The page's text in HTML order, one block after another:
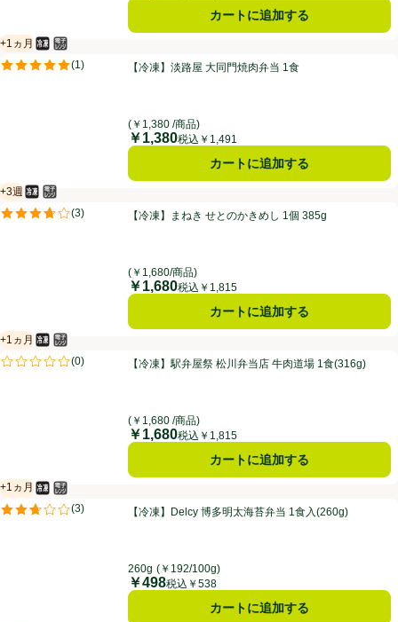
カートに追加する
【冷凍】淡路屋 大同門焼肉弁当 1食
+1ヵ月
賞味・消費期限保証：1ヵ月
冷凍食品
電子レンジ使用可
(1)
評価は1件のレビューで5点中5.0点。【冷凍】淡路屋 大同門焼肉弁当 1食
(￥1,380 /商品)
価格
￥1,380税込￥1,491
カートに追加する
【冷凍】まねき せとのかきめし 1個 385g
+3週
賞味・消費期限保証：3週間
冷凍食品
電子レンジ使用可
(3)
評価は3件のレビューで5点中3.7点。【冷凍】まねき せとのかきめし 1個 385g
(￥1,680/商品)
価格
￥1,680税込￥1,815
カートに追加する
【冷凍】駅弁屋祭 松川弁当店 牛肉道場 1食(316g)
+1ヵ月
賞味・消費期限保証：1ヵ月
冷凍食品
電子レンジ使用可
(0)
評価は0件のレビューで5点中0.0点。 【冷凍】駅弁屋祭 松川弁当店 牛肉道場 1食(316g)
(￥1,680 /商品)
価格
￥1,680税込￥1,815
カートに追加する
【冷凍】Delcy 博多明太海苔弁当 1食入(260g)
+1ヵ月
賞味・消費期限保証：1ヵ月
冷凍食品
電子レンジ使用可
(3)
評価は3件のレビューで5点中2.7点。【冷凍】Delcy 博多明太海苔弁当 1食入(260g)
260g (￥192/100g)
価格
￥498税込￥538
カートに追加する